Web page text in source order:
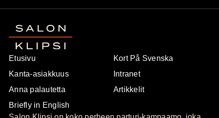
Etusivu
Kanta-asiakkuus
Anna palautetta
Briefly in English
Kort På Svenska
Intranet
Artikkelit